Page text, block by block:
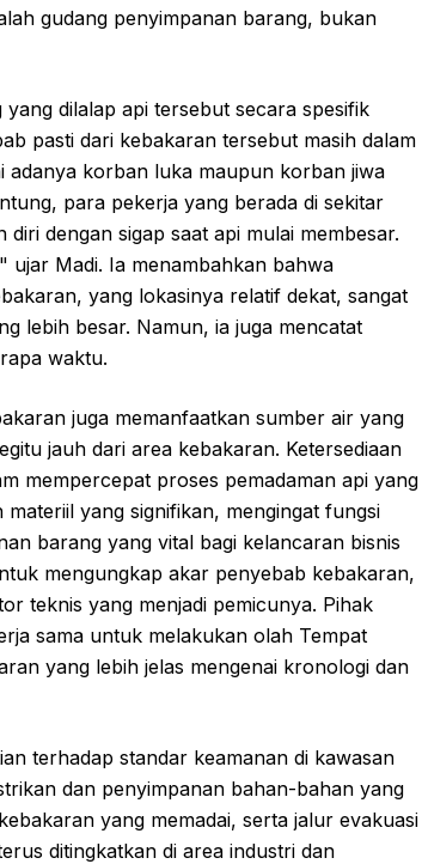
gudang penyimpanan barang, bukan
dilalap api tersebut secara spesifik
pasti dari kebakaran tersebut masih dalam
adanya korban luka maupun korban jiwa
para pekerja yang berada di sekitar
dengan sigap saat api mulai membesar.
Madi. Ia menambahkan bahwa
yang lokasinya relatif dekat, sangat
lebih besar. Namun, ia juga mencatat
waktu.
juga memanfaatkan sumber air yang
jauh dari area kebakaran. Ketersediaan
mempercepat proses pemadaman api yang
yang signifikan, mengingat fungsi
barang yang vital bagi kelancaran bisnis
mengungkap akar penyebab kebakaran,
teknis yang menjadi pemicunya. Pihak
sama untuk melakukan olah Tempat
yang lebih jelas mengenai kronologi dan
terhadap standar keamanan di kawasan
dan penyimpanan bahan-bahan yang
yang memadai, serta jalur evakuasi
ditingkatkan di area industri dan